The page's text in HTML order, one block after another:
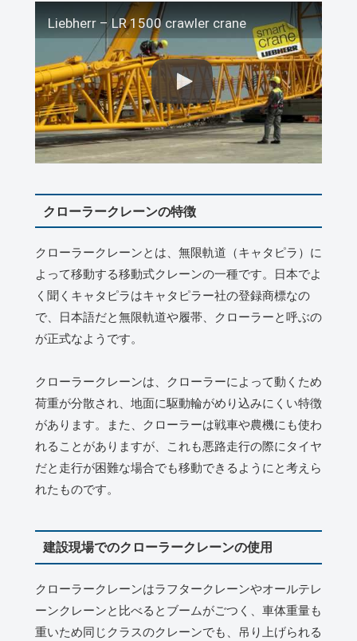
Liebherr – LR 1500 crawler crane
クローラークレーンの特徴
クローラークレーンとは、無限軌道（キャタピラ）に
よって移動する移動式クレーンの一種です。日本でよ
く聞くキャタピラはキャタピラー社の登録商標なの
で、日本語だと無限軌道や履帯、クローラーと呼ぶの
が正式なようです。
クローラークレーンは、クローラーによって動くため
荷重が分散され、地面に駆動輪がめり込みにくい特徴
があります。また、クローラーは戦車や農機にも使わ
れることがありますが、これも悪路走行の際にタイヤ
だと走行が困難な場合でも移動できるようにと考えら
れたものです。
建設現場でのクローラークレーンの使用
クローラークレーンはラフタークレーンやオールテレ
ーンクレーンと比べるとブームがごつく、車体重量も
重いため同じクラスのクレーンでも、吊り上げられる